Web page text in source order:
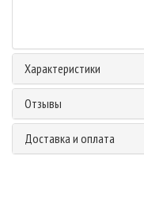
Характеристики
Отзывы
Доставка и оплата